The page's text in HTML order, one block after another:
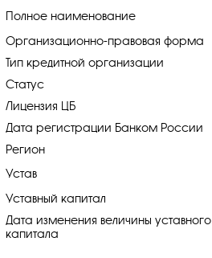
Полное наименование
Организационно-правовая форма
Тип кредитной организации
Статус
Лицензия ЦБ
Дата регистрации Банком России
Регион
Устав
Уставный капитал
Дата изменения величины уставного
капитала